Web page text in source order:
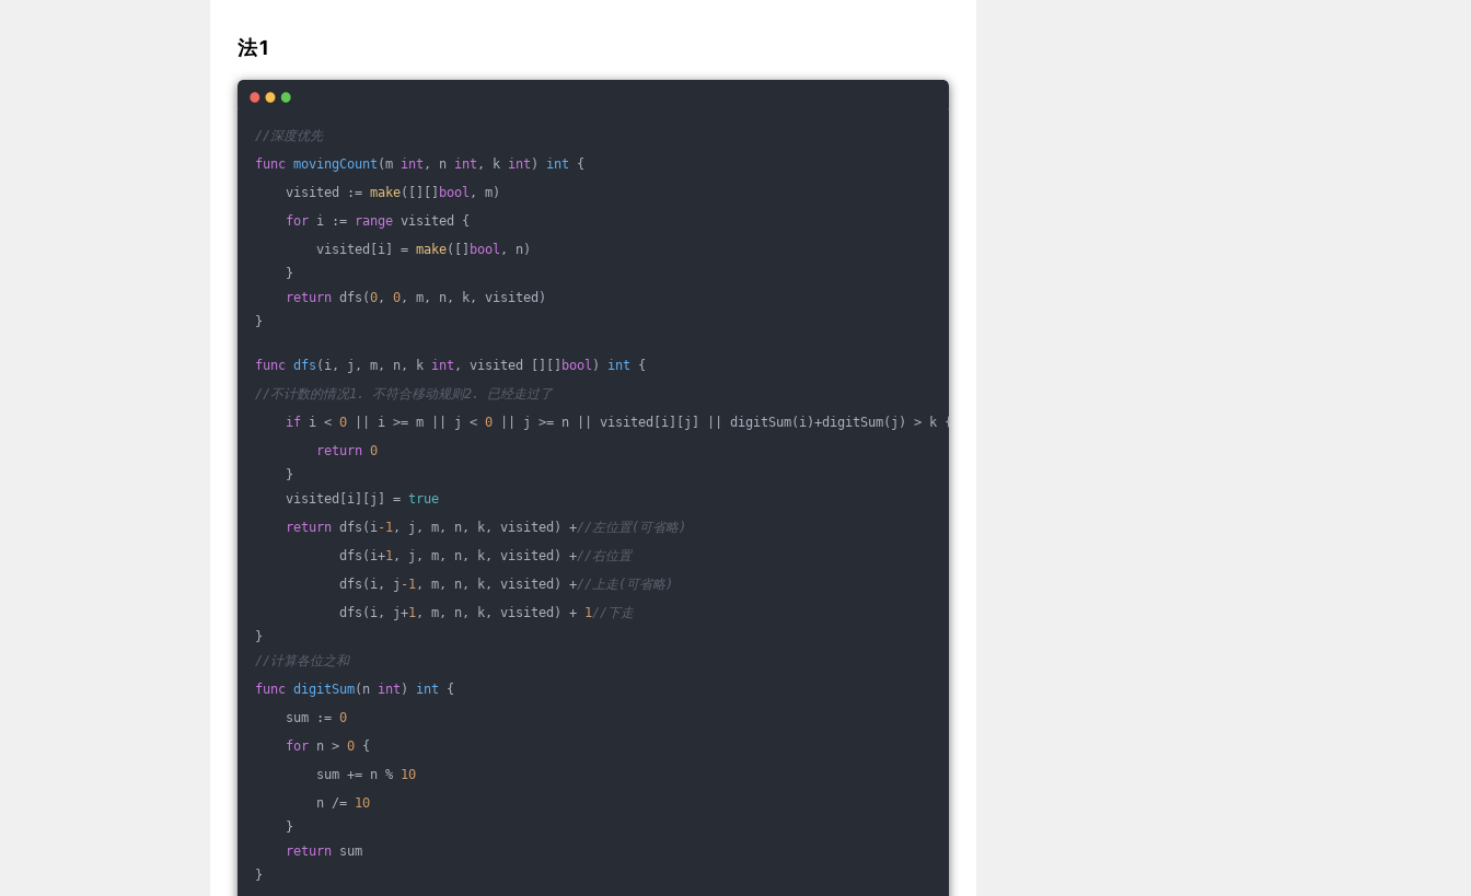
法1
//深度优先
func movingCount (m int , n int , k int ) int {
visited := make([][] bool , m)
for i := range visited {
visited[i] = make([] bool , n)
}
return dfs(0, 0, m, n, k, visited)
}
func dfs (i, j, m, n, k int , visited [][] bool ) int {
//不计数的情况1. 不符合移动规则2. 已经走过了
if i < 0 || i >= m || j < 0 || j >= n || visited[i][j] || digitSum(i)+digitSum(j) > k {
return 0
}
visited[i][j] = true
return dfs(i-1, j, m, n, k, visited) +//左位置(可省略)
dfs(i+1, j, m, n, k, visited) +//右位置
dfs(i, j -1, m, n, k, visited) +//上走(可省略)
dfs(i, j+1, m, n, k, visited) + 1//下走
}
//计算各位之和
func digitSum(n int ) int {
sum := 0
for n > 0 {
sum += n % 10
n /= 10
}
return sum
}